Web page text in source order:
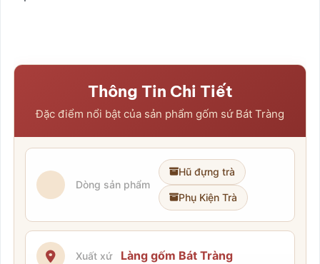
Thông Tin Chi Tiết
Đặc điểm nổi bật của sản phẩm gốm sứ Bát Tràng
Dòng sản phẩm
Hũ đựng trà
Phụ Kiện Trà
Xuất xứ Làng gốm Bát Tràng